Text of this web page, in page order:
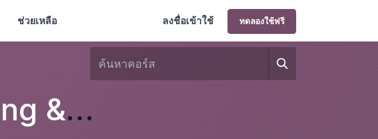
ลงชื่อเข้าใช้ ทดลองใช้ฟรี
ช่วยเหลือ
MRP - Manufacturing & Shop Floor